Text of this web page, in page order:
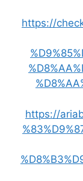
https://
https://